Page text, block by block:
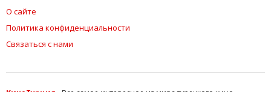
О сайте
Политика конфиденциальности
Связаться с нами